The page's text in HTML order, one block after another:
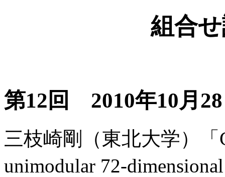
組合
第12回 2010年10月28
三枝崎剛（東北大学）「
unimodular 72-